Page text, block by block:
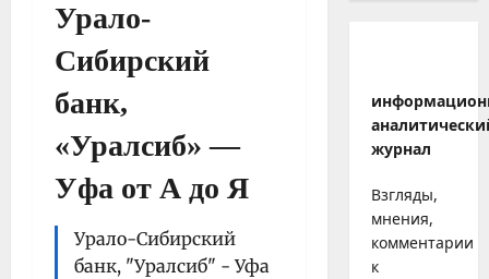
Урало-
Сибирский
банк,
«Уралсиб» —
Уфа от А до Я
Урало-Сибирский
банк, "Уралсиб" - Уфа
журнал
Взгляды,
мнения,
комментарии
к